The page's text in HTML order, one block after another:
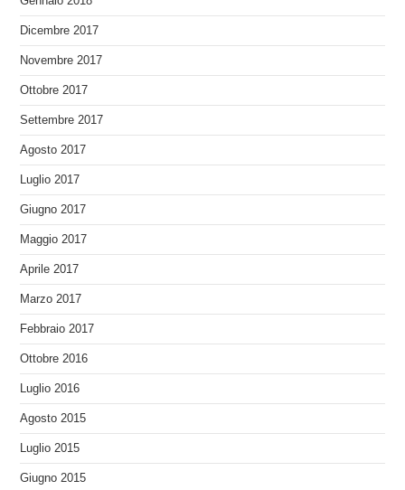
Dicembre 2017
Novembre 2017
Ottobre 2017
Settembre 2017
Agosto 2017
Luglio 2017
Giugno 2017
Maggio 2017
Aprile 2017
Marzo 2017
Febbraio 2017
Ottobre 2016
Luglio 2016
Agosto 2015
Luglio 2015
Giugno 2015